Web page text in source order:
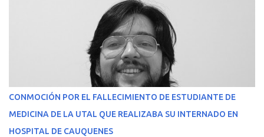
CONMOCIÓN POR EL FALLECIMIENTO DE ESTUDIANTE DE
MEDICINA DE LA UTAL QUE REALIZABA SU INTERNADO EN
HOSPITAL DE CAUQUENES